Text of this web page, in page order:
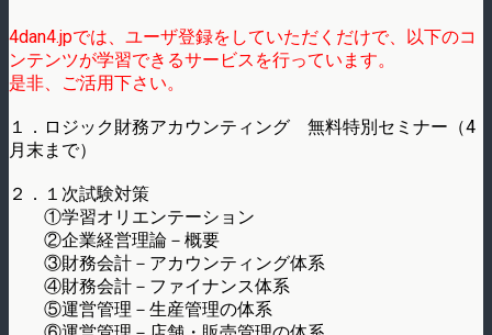
4dan4.jpでは、ユーザ登録をしていただくだけで、以下のコ
ンテンツが学習できるサービスを行っています。
是非、ご活用下さい。
１．ロジック財務アカウンティング 無料特別セミナー（4
月末まで）
２．１次試験対策
①学習オリエンテーション
②企業経営理論－概要
③財務会計－アカウンティング体系
④財務会計－ファイナンス体系
⑤運営管理－生産管理の体系